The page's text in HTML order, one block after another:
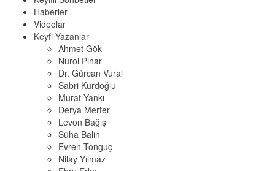
Haberler
Videolar
Keyfi Yazanlar
Ahmet Gök
Nurol Pınar
Dr. Gürcan Vural
Sabri Kurdoğlu
Murat Yankı
Derya Merter
Levon Bağış
Süha Balin
Evren Tonguç
Nilay Yılmaz